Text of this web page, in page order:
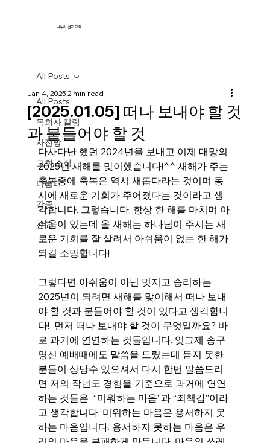
새누리 선교 교회
All Posts
목회자 칼럼
사진방
교회 소식
나눔터
간증
선교
All Posts
[2025.01.05] 떠나 보내야 할 것
과 붙들어야 할 것
Jan 4, 20252 min read
다사다난 했던 2024년을 보내고 이제 대망의
2025년 새해를 맞이했습니다!^^ 새해가 주는
축복중에 축복은 역시 새롭다라는 것이며 동
시에 새로운 기회가 주어졌다는 것이라고 생
각합니다. 그렇습니다. 항상 한 해를 마치며 아
쉬움이 있는데 올 새해는 하나님이 주시는 새
로운 기회를 잘 살려서 아쉬움이 없는 한 해가
되길 소망합니다!
그렇다면 아쉬움이 아닌 멋지고 승리하는
2025년이 되려면 새해를 맞이해서 떠나 보내
야 할 것과 붙들어야 할 것이 있다고 생각합니
다!  먼저 떠나 보내야 할 것이 무엇일까요? 바
로 과거에 연연하는 것들입니다. 엊그제 송구
영신 예배때에도 말씀을 드렸는데 듣지 못한
분들이 상당수 있으셔서 다시 한번 말씀드리
면 저의 작년도 경험을 기준으로 과거에 연연
하는 것들은  “미워하는 마음”과 “죄책감”이라
고 생각합니다. 미워하는 마음은 용서하지 못
하는 마음입니다. 용서하지 못하는 마음은 우